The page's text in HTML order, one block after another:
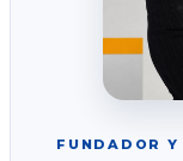
FUNDADOR Y